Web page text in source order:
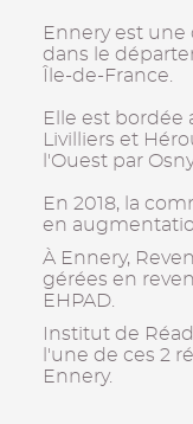
Ennery est
dans le
Île-de-France.
Elle est bordée
Livilliers et
l'Ouest par
En 2018, la
en
À Ennery,
gérées en
EHPAD.
Institut de
l'une de ces 2
Ennery.